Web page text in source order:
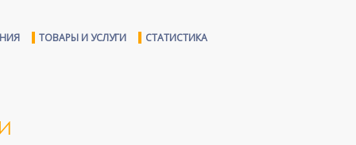
ТОВАРЫ И УСЛУГИ СТАТИСТИКА